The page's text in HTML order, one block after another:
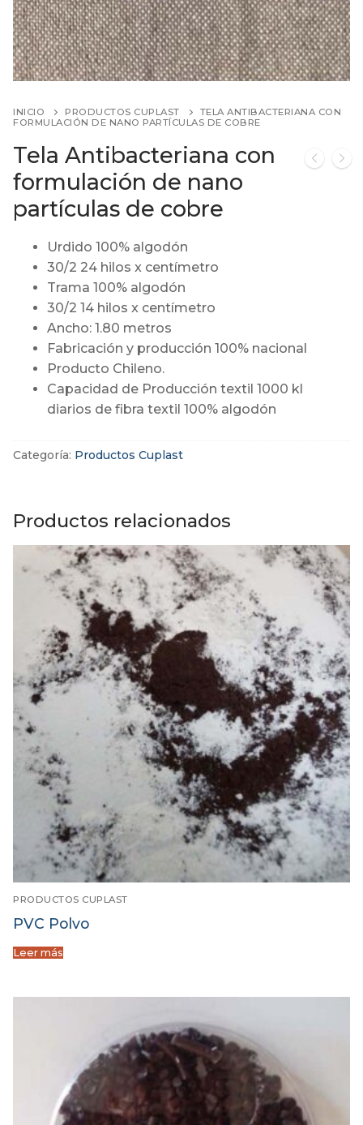
INICIO PRODUCTOS CUPLAST
TELA ANTIBACTERIANA CON
FORMULACIÓN DE NANO PARTÍCULAS DE COBRE
Tela Antibacteriana con
formulación de nano
partículas de cobre
Urdido 100% algodón
30/2 24 hilos x centímetro
Trama 100% algodón
30/2 14 hilos x centímetro
Ancho: 1.80 metros
Fabricación y producción 100% nacional
Producto Chileno.
Capacidad de Producción textil 1000 kl
diarios de fibra textil 100% algodón
Categoría: Productos Cuplast
Productos relacionados
PRODUCTOS CUPLAST
PVC Polvo
Leer más